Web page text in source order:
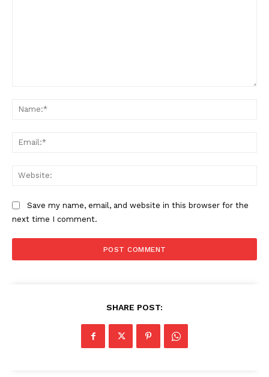
Save my name, email, and website in this browser for the
next time I comment.
SHARE POST: